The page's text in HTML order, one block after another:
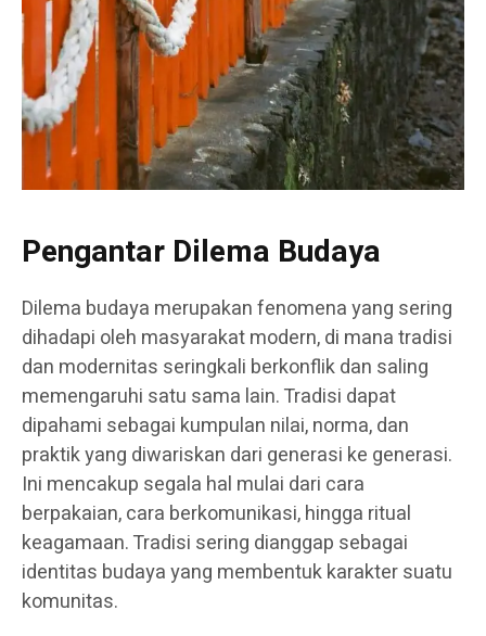
Pengantar Dilema Budaya
Dilema budaya merupakan fenomena yang sering
dihadapi oleh masyarakat modern, di mana tradisi
dan modernitas seringkali berkonflik dan saling
memengaruhi satu sama lain. Tradisi dapat
dipahami sebagai kumpulan nilai, norma, dan
praktik yang diwariskan dari generasi ke generasi.
Ini mencakup segala hal mulai dari cara
berpakaian, cara berkomunikasi, hingga ritual
keagamaan. Tradisi sering dianggap sebagai
identitas budaya yang membentuk karakter suatu
komunitas.